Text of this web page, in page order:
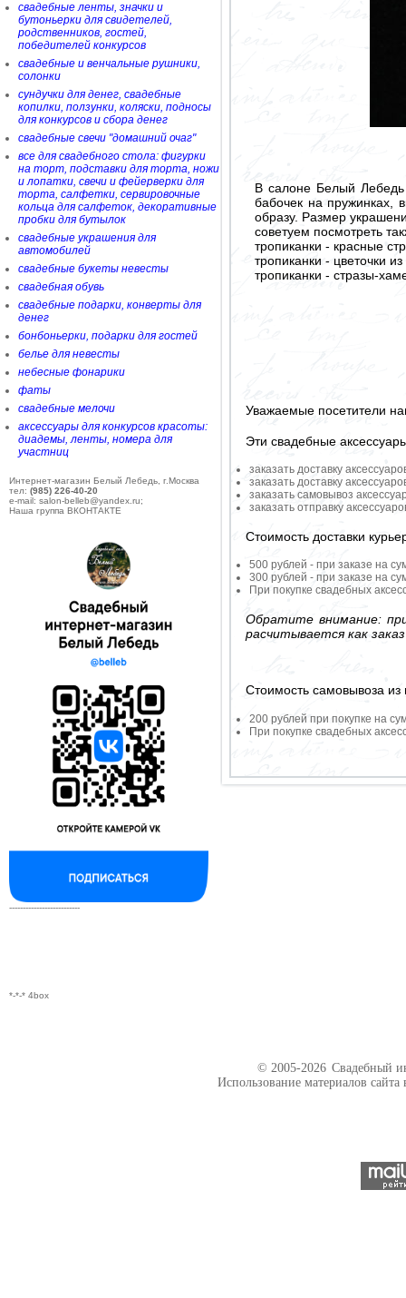
свадебные ленты, значки и
бутоньерки для свидетелей,
родственников, гостей,
победителей конкурсов
свадебные и венчальные рушники,
солонки
сундучки для денег, свадебные
копилки, ползунки, коляски, подносы
для конкурсов и сбора денег
свадебные свечи "домашний очаг"
все для свадебного стола: фигурки
на торт, подставки для торта, ножи
и лопатки, свечи и фейерверки для
торта, салфетки, сервировочные
кольца для салфеток, декоративные
пробки для бутылок
свадебные украшения для
автомобилей
свадебные букеты невесты
свадебная обувь
свадебные подарки, конверты для
денег
бонбоньерки, подарки для гостей
белье для невесты
небесные фонарики
фаты
свадебные мелочи
аксессуары для конкурсов красоты:
диадемы, ленты, номера для
участниц
Интернет-магазин Белый Лебедь, г.Москва
тел: (985) 226-40-20
e-mail: salon-belleb@yandex.ru;
Наша группа ВКОНТАКТЕ
--------------------------
*-*-* 4box
В салоне Белый
бабочек на пружинках,
образу. Размер
советуем посмотреть
тропиканки - красные
тропиканки - цветочки
тропиканки - стразы-
Уважаемые посетители
Эти свадебные
заказать доставку
заказать доставку
заказать самовывоз
заказать отправку
Стоимость доставки
500 рублей - при заказе на
300 рублей - при заказе на
При покупке свадебных
Обратите внимание:
расчитывается как
Стоимость самовывоза из
200 рублей при покупке на
При покупке свадебных
© 2005-2026 Свадебный
Использование материалов